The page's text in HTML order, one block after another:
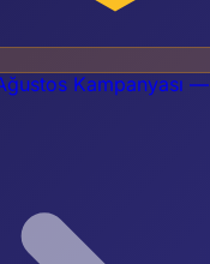
Kampanyası —